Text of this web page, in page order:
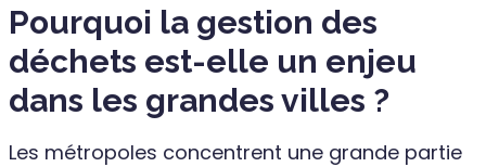
Pourquoi la gestion des
déchets est-elle un enjeu
dans les grandes villes ?
Les métropoles concentrent une grande partie